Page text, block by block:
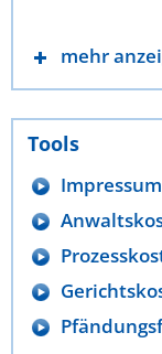
mehr
Tools